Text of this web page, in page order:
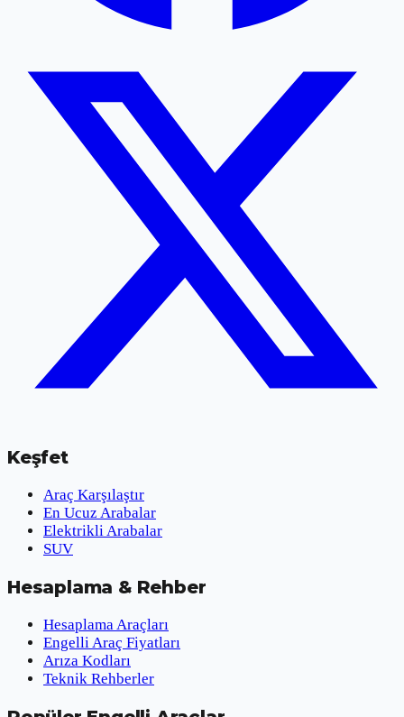
Keşfet
Araç Karşılaştır
En Ucuz Arabalar
Elektrikli Arabalar
SUV
Hesaplama & Rehber
Hesaplama Araçları
Engelli Araç Fiyatları
Arıza Kodları
Teknik Rehberler